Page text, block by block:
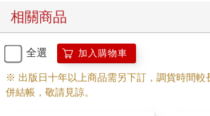
相關商品
全選 加入購物車
※ 出版日十年以上商品需另下訂，調貨時間較
併結帳，敬請見諒。